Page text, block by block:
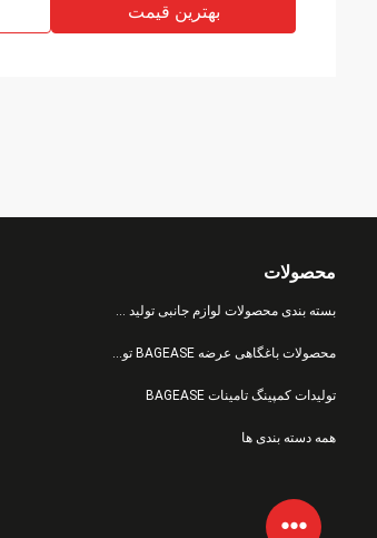
بهترین قیمت
محصولات
بسته بندی محصولات لوازم جانبی تولید کیسه
محصولات باغگاهی عرضه BAGEASE تولید
تولیدات کمپینگ تامینات BAGEASE
همه دسته بندی ها